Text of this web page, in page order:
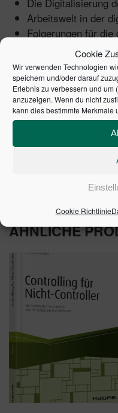
Cookie
Wir verwenden Technologien
speichern und/oder darauf
Erlebnis zu verbessern und um
anzuzeigen. Wenn du nicht
kann dies bestimmte Merkmale
Cookie Richtlinie
Arbeitswelt in der
Folgerungen für
einem
1. Auflage 2020 |
ÄHNLICHE